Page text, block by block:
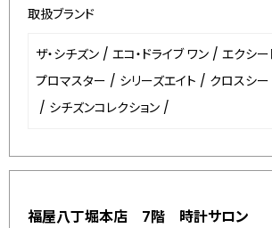
取扱ブランド
ザ・シチズン / エコ・ドライブ ワン / エクシー
プロマスター / シリーズエイト / クロスシー
/ シチズンコレクション /
福屋八丁堀本店 7階 時計サロン